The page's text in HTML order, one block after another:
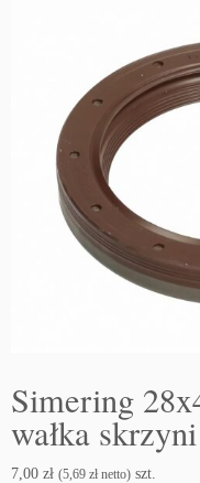
Simering
wałka
7,00 zł (5,69 zł netto) szt.